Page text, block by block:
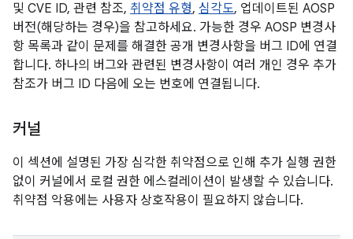
및 CVE ID, 관련 참조, 취약점 유형, 심각도, 업데이트된 AOSP
버전(해당하는 경우)을 참고하세요. 가능한 경우 AOSP 변경사
항 목록과 같이 문제를 해결한 공개 변경사항을 버그 ID에 연결
합니다. 하나의 버그와 관련된 변경사항이 여러 개인 경우 추가
참조가 버그 ID 다음에 오는 번호에 연결됩니다.
커널
이 섹션에 설명된 가장 심각한 취약점으로 인해 추가 실행 권한
없이 커널에서 로컬 권한 에스컬레이션이 발생할 수 있습니다.
취약점 악용에는 사용자 상호작용이 필요하지 않습니다.